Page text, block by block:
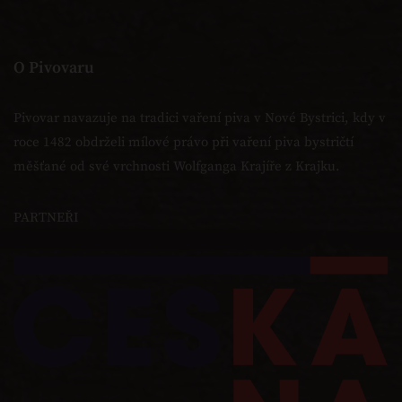
O Pivovaru
Pivovar navazuje na tradici vaření piva v Nové Bystrici, kdy v
roce 1482 obdrželi mílové právo při vaření piva bystričtí
měšťané od své vrchnosti Wolfganga Krajíře z Krajku.
PARTNEŘI